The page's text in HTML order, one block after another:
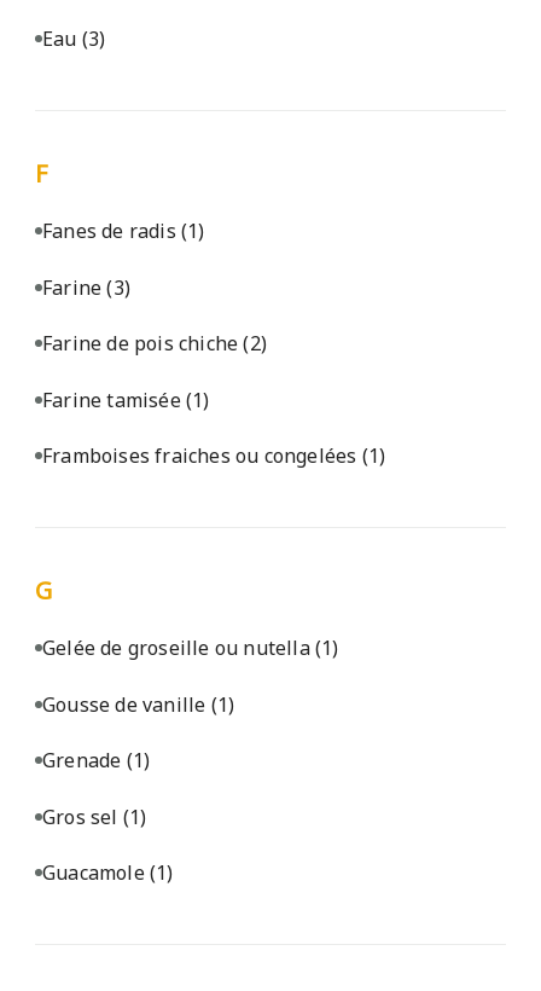
Eau (3)
F
Fanes de radis (1)
Farine(3)
Farine de pois chiche(2)
Farine tamisée(1)
Framboises fraiches ou congelées (1)
G
Gelée de groseille ou nutella(1)
Gousse de vanille (1)
Grenade (1)
Gros sel (1)
Guacamole(1)